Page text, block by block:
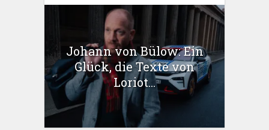
Johann von Bülow: Ein
Glück, die Texte von
Loriot...